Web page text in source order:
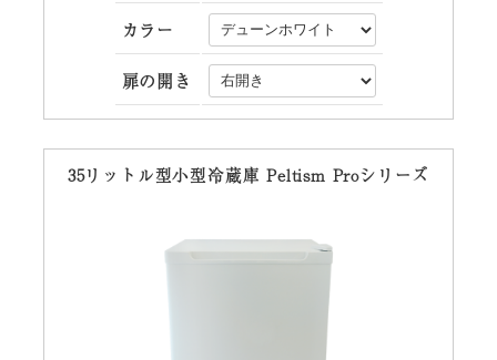
カラー
扉の開き
35リットル型小型冷蔵庫 Peltism Proシリーズ